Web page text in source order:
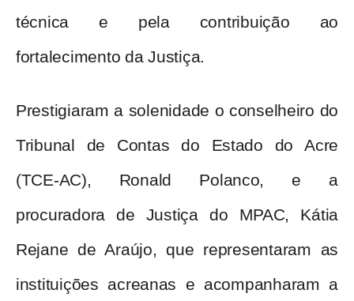
técnica e pela contribuição ao
fortalecimento da Justiça.
Prestigiaram a solenidade o conselheiro do
Tribunal de Contas do Estado do Acre
(TCE-AC), Ronald Polanco, e a
procuradora de Justiça do MPAC, Kátia
Rejane de Araújo, que representaram as
instituições acreanas e acompanharam a